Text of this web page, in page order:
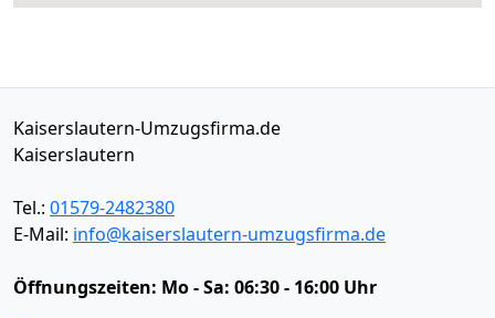
Kaiserslautern-Umzugsfirma.de
Kaiserslautern
Tel.: 01579-2482380
E-Mail: info@kaiserslautern-umzugsfirma.de
Öffnungszeiten: Mo - Sa: 06:30 - 16:00 Uhr